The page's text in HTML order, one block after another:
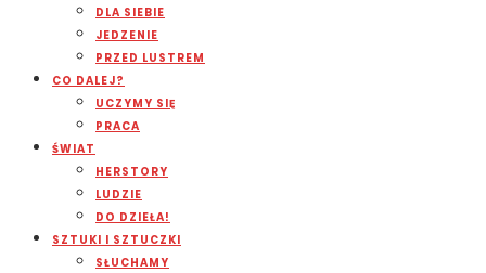
DLA SIEBIE
JEDZENIE
PRZED LUSTREM
CO DALEJ?
UCZYMY SIĘ
PRACA
ŚWIAT
HERSTORY
LUDZIE
DO DZIEŁA!
SZTUKI I SZTUCZKI
SŁUCHAMY